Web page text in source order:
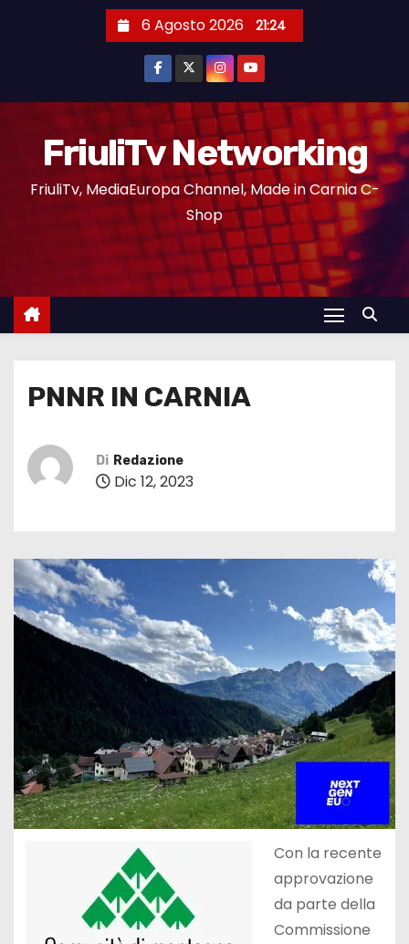
6 Agosto 2026 21:24
FriuliTv Networking
FriuliTv, MediaEuropa Channel, Made in Carnia C-
Shop
PNNR IN CARNIA
Di Redazione
Dic 12, 2023
Con la recente
approvazione
da parte della
Commissione